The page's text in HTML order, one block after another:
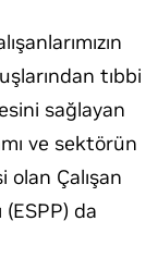
tıbbi
sağlayan
ve sektörün
Çalışan
(ESPP) da